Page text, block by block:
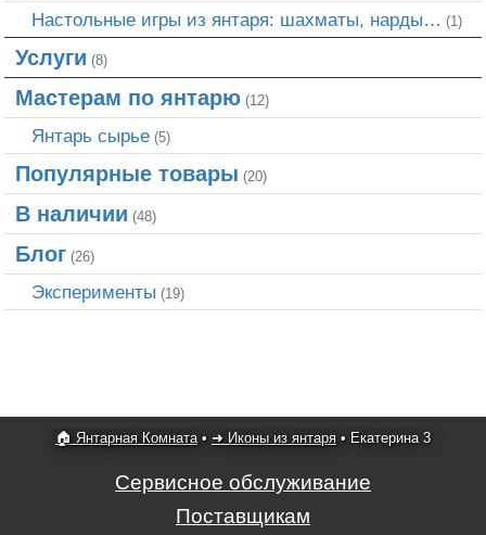
Настольные игры из янтаря: шахматы, нарды… (1)
Услуги (8)
Мастерам по янтарю (12)
Янтарь сырье (5)
Популярные товары (20)
В наличии (48)
Блог (26)
Эксперименты (19)
🏠 Янтарная Комната• ➜ Иконы из янтаря • Екатерина 3
Сервисное обслуживание
Поставщикам